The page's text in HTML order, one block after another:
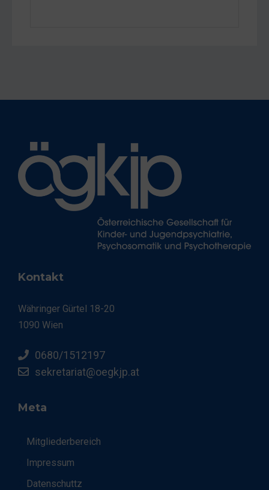
Kontakt
Währinger Gürtel 18-20
1090 Wien
0680/1512197
sekretariat@oegkjp.at
Meta
Mitgliederbereich
Impressum
Datenschuttz